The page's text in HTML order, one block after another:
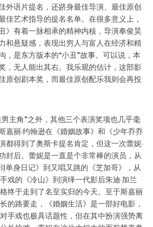
外语片提名，还跻身最佳导演、最佳原创
佳艺术指导的提名名单。在很多意义上，
》有着一脉相承的精神内核，导演奉俊昊
和悬疑感，表现出穷人与富人在经济和精
，是东方版本的“小丑”故事。可以说，本
，无人能出其右。我乐观的估计，这部影
原创剧本奖，而最佳原创配乐我则会再投
主角”之外，其他三个表演奖项也几乎毫
嘉丽·约翰逊在《婚姻故事》和《少年乔乔
都得到了奥斯卡提名肯定，但这一次蕾妮·
封后。蕾妮是一直是个非常棒的演员，从
单身日记》到又唱又跳的《芝加哥》，从
戏的《冷山》到演绎一代影后朱迪·加兰
终于走到了名至实归的今天。至于斯嘉丽
的路要走，《婚姻生活》是一部好电影，
手戏也极具话题性，但在其中扮演强势离